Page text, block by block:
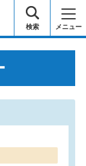
検索 メニュー